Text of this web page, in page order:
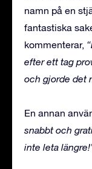
namn på en
fantastiska
kommenterar,
efter ett tag
och gjorde det
En annan
snabbt och
inte leta